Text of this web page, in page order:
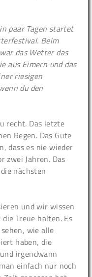
paar Tagen startet
Beim
das Wetter das
aus Eimern und das
riesigen
du den
recht. Das letzte
Regen. Das Gute
dass es nie wieder
zwei Jahren. Das
nächsten
und wir wissen
Treue halten. Es
wie alle
haben, die
irgendwann
einfach nur noch